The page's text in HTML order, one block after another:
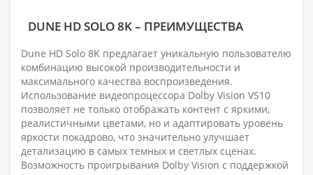
DUNE HD SOLO 8K – ПРЕИМУЩЕСТВА
Dune HD Solo 8K предлагает уникальную пользователю
комбинацию высокой производительности и
максимального качества воспроизведения.
Использование видеопроцессора Dolby Vision VS10
позволяет не только отображать контент с яркими,
реалистичными цветами, но и адаптировать уровень
яркости покадрово, что значительно улучшает
детализацию в самых темных и светлых сценах.
Возможность проигрывания Dolby Vision с поддержкой